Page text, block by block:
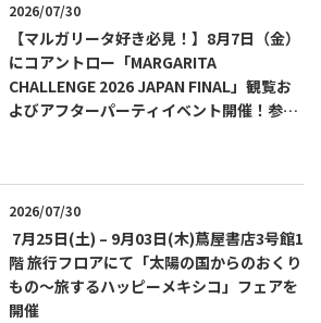
2026/07/30
【マルガリータ好き必見！】8月7日（金）
にコアントロー「MARGARITA
CHALLENGE 2026 JAPAN FINAL」観覧お
よびアフターパーティイベント開催！参加
2026/07/30
7月25日(土) – 9月03日(木)蔦屋書店3号館1
階 旅行フロアにて「太陽の国からのおくり
もの～旅するハッピーメキシコ」フェアを
開催